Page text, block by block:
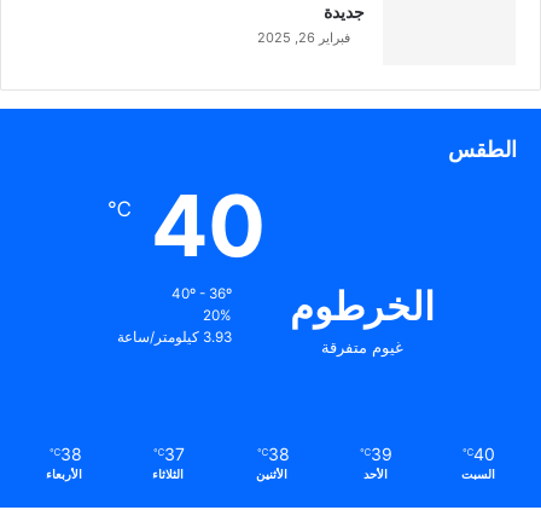
جديدة
فبراير 26, 2025
الطقس
الخرطوم
غيوم متفرقة
40
℃
40º - 36º
20%
3.93 كيلومتر/ساعة
40
℃
السبت
39
℃
الأحد
38
℃
الأثنين
37
℃
الثلاثاء
38
℃
الأربعاء